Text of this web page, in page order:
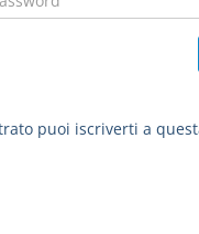
puoi iscriverti a